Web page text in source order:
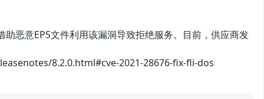
恶意EPS文件利用该漏洞导致拒绝服务。目前，供应商发
8.2.0.html#cve-2021-28676-fix-fli-dos